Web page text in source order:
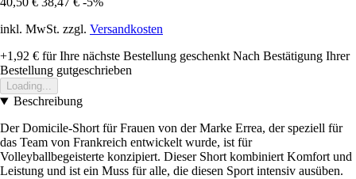
inkl. MwSt. zzgl. Versandkosten
+1,92 € für Ihre nächste Bestellung geschenkt Nach Bestätigung Ihrer
Bestellung gutgeschrieben
Loading...
Beschreibung
Der Domicile-Short für Frauen von der Marke Errea, der speziell für
das Team von Frankreich entwickelt wurde, ist für
Volleyballbegeisterte konzipiert. Dieser Short kombiniert Komfort und
Leistung und ist ein Muss für alle, die diesen Sport intensiv ausüben.